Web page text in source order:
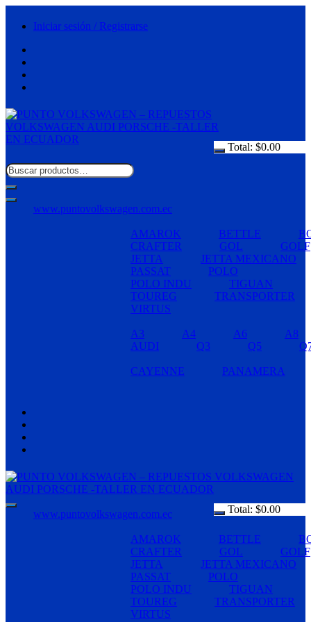
Iniciar sesión / Registrarse
Total: $0.00
www.puntovolkswagen.com.ec
AMAROK BETTLE
CRAFTER
GOL
GOLF
JETTA
JETTA MEXICANO
PASSAT
POLO
POLO INDU
TIGUAN
TOUREG
TRANSPORTER
VIRTUS
A3 A4 A6
A8
AUDI
Q3 Q5
CAYENNE PANAMERA
Total: $0.00
www.puntovolkswagen.com.ec
AMAROK BETTLE
CRAFTER
GOL
GOLF
JETTA
JETTA MEXICANO
PASSAT
POLO
POLO INDU
TIGUAN
TOUREG
TRANSPORTER
VIRTUS